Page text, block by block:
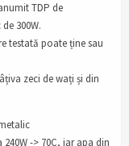
TDP de
300W.
testată poate ține sau
zeci de wați și din
-> 70C, iar apa din